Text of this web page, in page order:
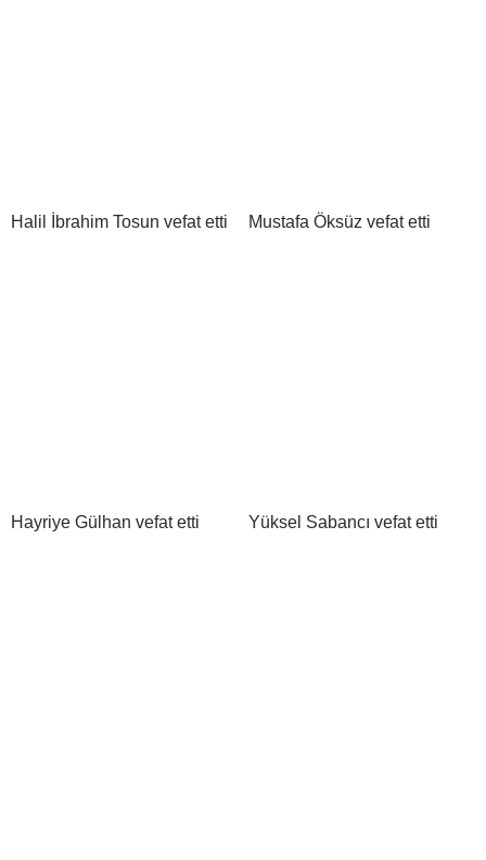
Halil İbrahim Tosun vefat etti Mustafa Öksüz vefat etti
Hayriye Gülhan vefat etti Yüksel Sabancı vefat etti